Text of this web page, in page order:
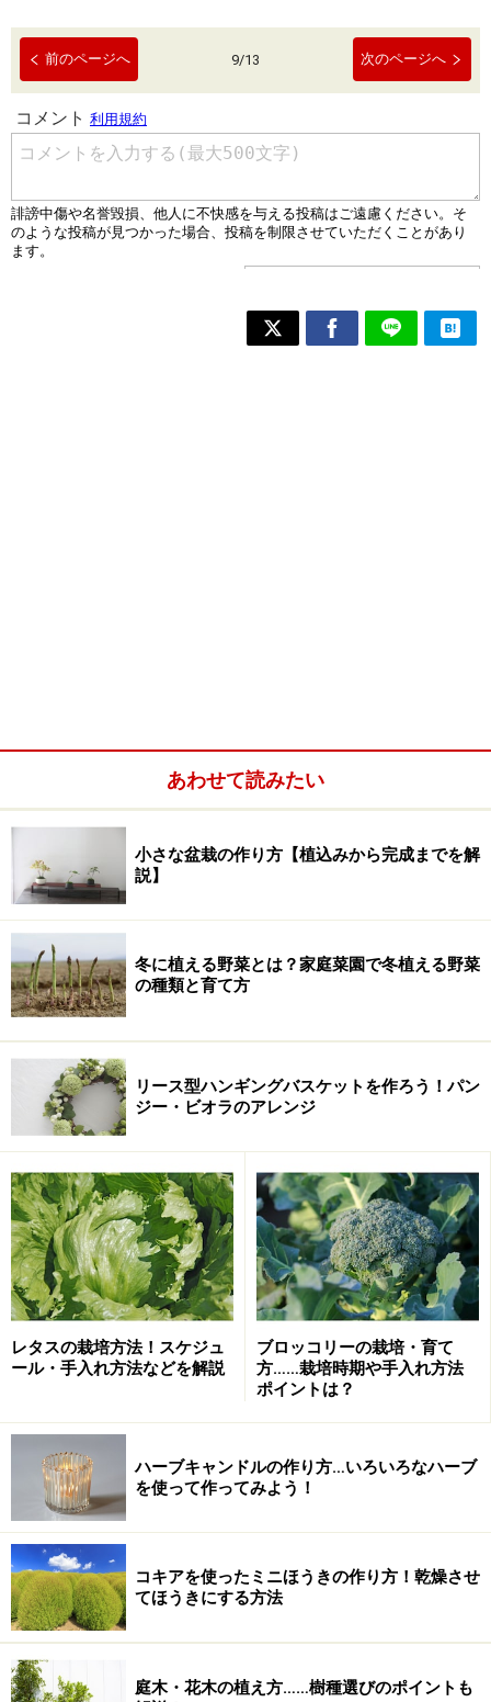
前のページへ 9/13 次のページへ
あわせて読みたい
小さな盆栽の作り方【植込みから完成までを解
説】
冬に植える野菜とは？家庭菜園で冬植える野菜
の種類と育て方
リース型ハンギングバスケットを作ろう！パン
ジー・ビオラのアレンジ
レタスの栽培方法！スケジュ
ール・手入れ方法などを解説
ブロッコリーの栽培・育て
方……栽培時期や手入れ方法
ポイントは？
ハーブキャンドルの作り方…いろいろなハーブ
を使って作ってみよう！
コキアを使ったミニほうきの作り方！乾燥させ
てほうきにする方法
庭木・花木の植え方……樹種選びのポイントも